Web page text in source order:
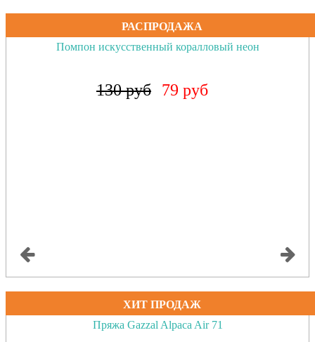
РАСПРОДАЖА
Помпон искусственный коралловый неон
130 руб 79 руб
ХИТ ПРОДАЖ
Пряжа Gazzal Alpaca Air 71